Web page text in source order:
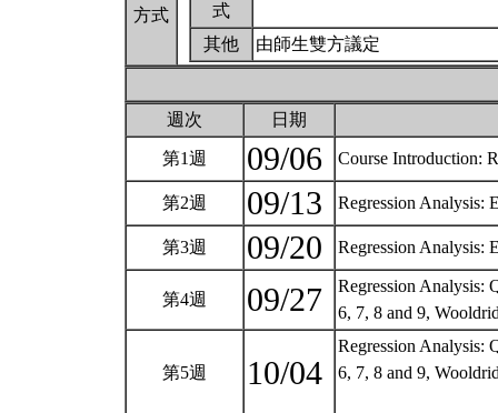
方式
式
其他
由師生雙方議定
週次 日期
第1週 09/06 Course Introduction:
第2週 09/13 Regression Analysis:
第3週 09/20 Regression Analysis:
第4週 09/27
Regression Analysis:
6, 7, 8 and 9,
第5週 10/04
Regression Analysis:
6, 7, 8 and 9,